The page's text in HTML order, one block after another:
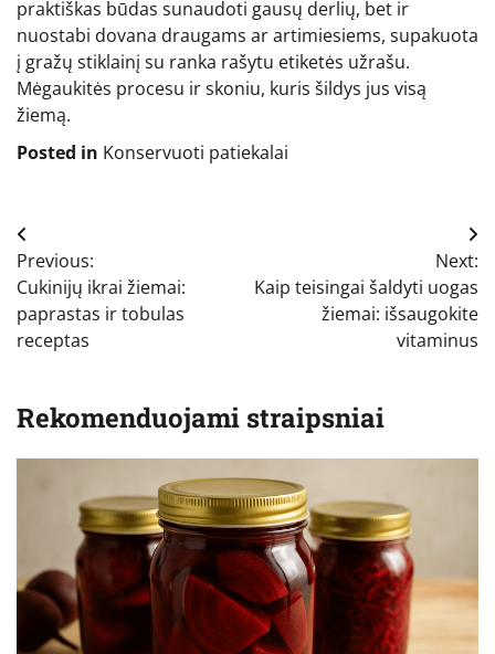
praktiškas būdas sunaudoti gausų derlių, bet ir
nuostabi dovana draugams ar artimiesiems, supakuota
į gražų stiklainį su ranka rašytu etiketės užrašu.
Mėgaukitės procesu ir skoniu, kuris šildys jus visą
žiemą.
Posted in Konservuoti patiekalai
Navigacija
tarp
įrašų
Previous:
Cukinijų ikrai žiemai:
paprastas ir tobulas
receptas
Next:
Kaip teisingai šaldyti uogas
žiemai: išsaugokite
vitaminus
Rekomenduojami straipsniai